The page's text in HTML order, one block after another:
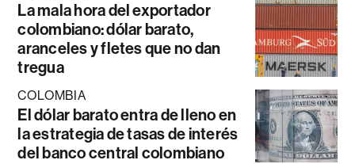
La mala hora del exportador
colombiano: dólar barato,
aranceles y fletes que no dan
tregua
COLOMBIA
El dólar barato entra de lleno en
la estrategia de tasas de interés
del banco central colombiano